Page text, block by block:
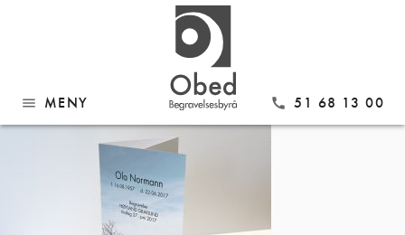
menu MENY call 51 68 13 00